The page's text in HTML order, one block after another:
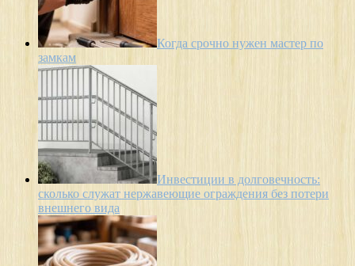
Когда срочно нужен мастер по
замкам
Инвестиции в долговечность:
сколько служат нержавеющие ограждения без потери
внешнего вида